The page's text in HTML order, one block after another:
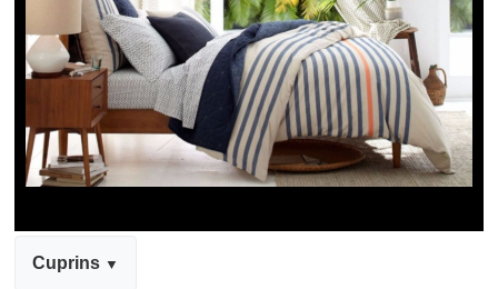
Cuprins